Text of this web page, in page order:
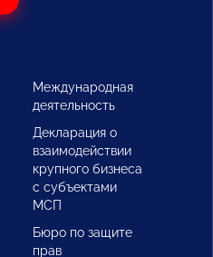
Международная
деятельность
Декларация о
взаимодействии
крупного бизнеса
с субъектами
МСП
Бюро по защите
прав